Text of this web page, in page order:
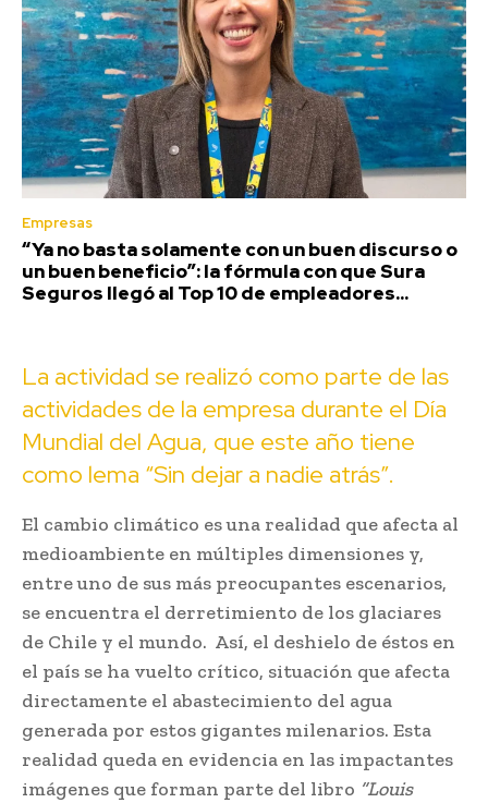
Empresas
“Ya no basta solamente con un buen discurso o
un buen beneficio”: la fórmula con que Sura
Seguros llegó al Top 10 de empleadores...
La actividad se realizó como parte de las
actividades de la empresa durante el Día
Mundial del Agua, que este año tiene
como lema “Sin dejar a nadie atrás”.
El cambio climático es una realidad que afecta al
medioambiente en múltiples dimensiones y,
entre uno de sus más preocupantes escenarios,
se encuentra el derretimiento de los glaciares
de Chile y el mundo. Así, el deshielo de éstos en
el país se ha vuelto crítico, situación que afecta
directamente el abastecimiento del agua
generada por estos gigantes milenarios. Esta
realidad queda en evidencia en las impactantes
imágenes que forman parte del libro “Louis